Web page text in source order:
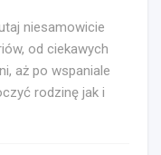
niesamowicie
od ciekawych
aż po wspaniale
rodzinę jak i